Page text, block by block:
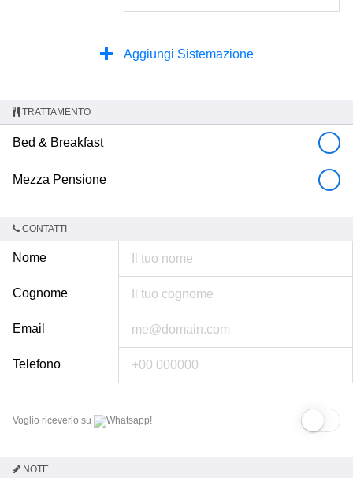
Aggiungi Sistemazione
TRATTAMENTO
Bed & Breakfast
Mezza Pensione
CONTATTI
Nome
Cognome
Email
Telefono
Voglio riceverlo su Whatsapp!
NOTE